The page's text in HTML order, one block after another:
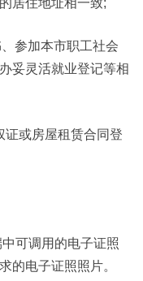
居住地址相一致;
参加本市职工社会
妥灵活就业登记等相
或房屋租赁合同登
可调用的电子证照
的电子证照照片。